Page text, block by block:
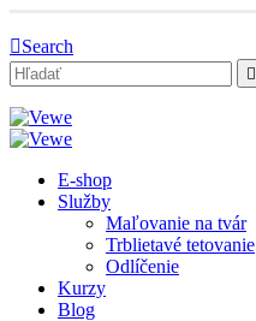
Search
E-shop
Služby
Maľovanie na tvár
Trblietavé tetovanie
Odlíčenie
Kurzy
Blog